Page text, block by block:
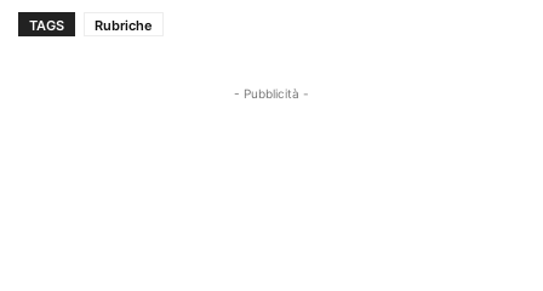
TAGS Rubriche
- Pubblicità -